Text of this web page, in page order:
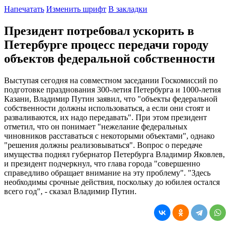
Напечатать Изменить шрифт В закладки
Президент потребовал ускорить в
Петербурге процесс передачи городу
объектов федеральной собственности
Выступая сегодня на совместном заседании Госкомиссий по
подготовке празднования 300-летия Петербурга и 1000-летия
Казани, Владимир Путин заявил, что "объекты федеральной
собственности должны использоваться, а если они стоят и
разваливаются, их надо передавать". При этом президент
отметил, что он понимает "нежелание федеральных
чиновников расставаться с некоторыми объектами", однако
"решения должны реализовываться". Вопрос о передаче
имущества поднял губернатор Петербурга Владимир Яковлев,
и президент подчеркнул, что глава города "совершенно
справедливо обращает внимание на эту проблему". "Здесь
необходимы срочные действия, поскольку до юбилея остался
всего год", - сказал Владимир Путин.